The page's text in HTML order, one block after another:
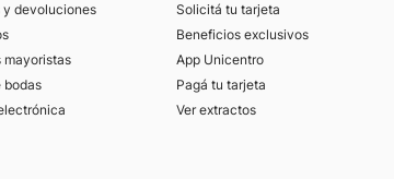
y devoluciones
mayoristas
bodas
Solicitá tu tarjeta
Beneficios exclusivos
App Unicentro
Pagá tu tarjeta
Ver extractos